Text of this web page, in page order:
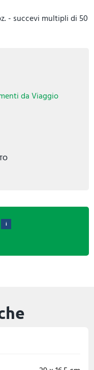
- succevi multipli di 50
da Viaggio
i